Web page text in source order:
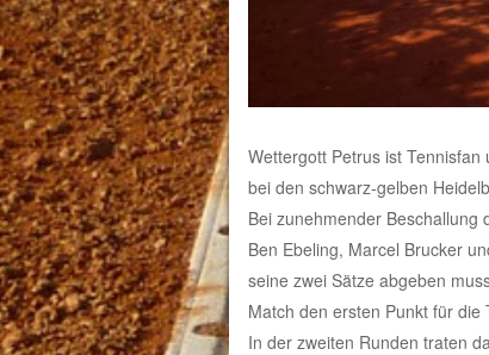
Wettergott Petrus ist
bei den schwarz-gelben
Bei zunehmender Beschallung
Ben Ebeling, Marcel Brucker
seine zwei Sätze abgeben
Match den ersten Punkt für die
In der zweiten Runden traten